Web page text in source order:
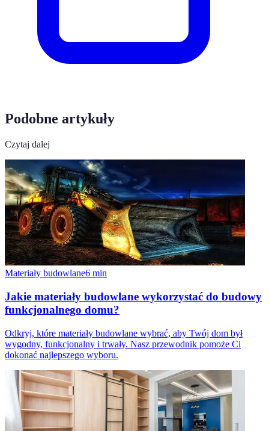
Podobne artykuły
Czytaj dalej
Materiały budowlane6 min
Jakie materiały budowlane wykorzystać do budowy
funkcjonalnego domu?
Odkryj, które materiały budowlane wybrać, aby Twój dom był
wygodny, funkcjonalny i trwały. Nasz przewodnik pomoże Ci
dokonać najlepszego wyboru.